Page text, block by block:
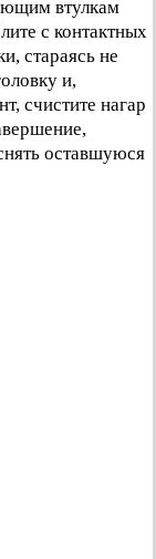
втулкам
с контактных
стараясь не
и,
счистите нагар
оставшуюся